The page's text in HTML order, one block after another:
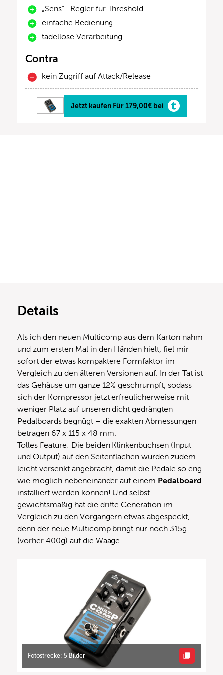
„Sens“- Regler für Threshold
einfache Bedienung
tadellose Verarbeitung
Contra
kein Zugriff auf Attack/Release
Jetzt kaufen Für 179,00€ bei
Details
Als ich den neuen Multicomp aus dem Karton nahm
und zum ersten Mal in den Händen hielt, fiel mir
sofort der etwas kompaktere Formfaktor im
Vergleich zu den älteren Versionen auf. In der Tat ist
das Gehäuse um ganze 12% geschrumpft, sodass
sich der Kompressor jetzt erfreulicherweise mit
weniger Platz auf unseren dicht gedrängten
Pedalboards begnügt – die exakten Abmessungen
betragen 67 x 115 x 48 mm.
Tolles Feature: Die beiden Klinkenbuchsen (Input
und Output) auf den Seitenflächen wurden zudem
leicht versenkt angebracht, damit die Pedale so eng
wie möglich nebeneinander auf einem Pedalboard
installiert werden können! Und selbst
gewichtsmäßig hat die dritte Generation im
Vergleich zu den Vorgängern etwas abgespeckt,
denn der neue Multicomp bringt nur noch 315g
(vorher 400g) auf die Waage.
Fotostrecke: 5 Bilder